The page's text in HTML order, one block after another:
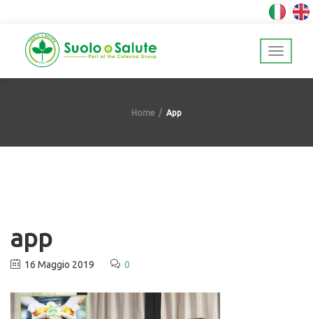
Home App
app
16 Maggio 2019 0